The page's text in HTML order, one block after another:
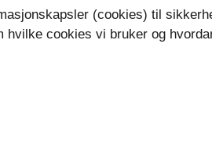
forbedringer
(cookies) til
hvilke cookies vi bruker og